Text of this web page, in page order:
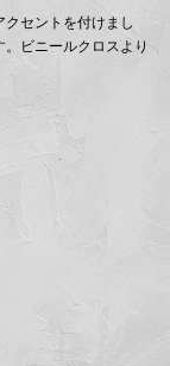
セントを付けまし
ビニールクロスより